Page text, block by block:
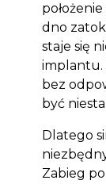
dno
staje się
implantu.
bez
być
Dlatego
Zabieg